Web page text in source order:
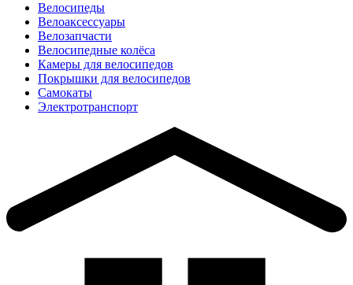
Велосипеды
Велоаксессуары
Велозапчасти
Велосипедные колёса
Камеры для велосипедов
Покрышки для велосипедов
Самокаты
Электротранспорт